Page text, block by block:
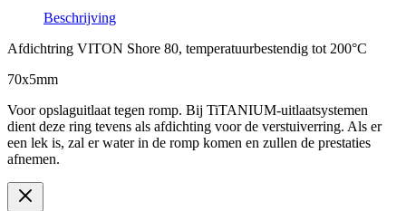
Beschrijving
Afdichtring VITON Shore 80, temperatuurbestendig tot 200°C
70x5mm
Voor opslaguitlaat tegen romp. Bij TiTANIUM-uitlaatsystemen
dient deze ring tevens als afdichting voor de verstuiverring. Als er
een lek is, zal er water in de romp komen en zullen de prestaties
afnemen.